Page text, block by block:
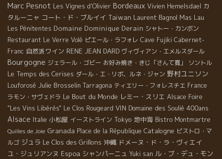
Marc Pesnot Les Vignes d'Olivier Bordeaux Vivien Hemelsdael カ
タルーニャ コート・ド・ブルイイ Taiwan Laurent Bagnol Mas Lau
Les Pénitentes Domaine Dominique Derain シャトー・カンボン
Restaurant Le Verre Volé ピエール・ラフォレ Cave Fujiki Cabernet-
Franc 自然派ワイン RENE JEAN DARD ヴィヴィアン・エメルスダール
Bourgogne ジェラール・ゴビー お好み焼き・きじ「さんて寛」 ソントル
Le Temps des Cerises ダール・エ・リボ、ルネ・ジャン 野村ユニソン
Louforosé Julie Brosselin Tarragona ティエリー・フォレスチエ France
ラモン・サヴェドラ Le Bout du Monde レミー・スリエ Alsace Foire
"Les Vins Libérés" Le Clos Rougeard VIN Domaine des Soulié 400ans
Alsace Italie 小松屋 イーストライン Tokyo 地中海 Bistro Montmartre
Quilles de Joie Granada Place de la République Catalogne ビストロ・マ
ルゴ ジュラ Le Clos des Grillons 沖縄 ドメーヌ・ド・ラ・ヴィエイ
ユ・ジュリアンヌ Espoa シャンパーニュ Yuki san ル・ブ・デュ・モン